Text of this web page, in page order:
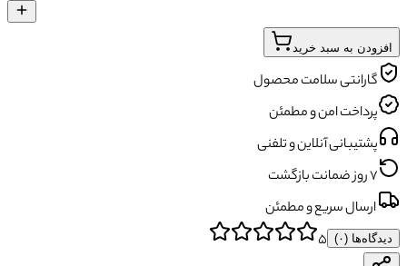
افزودن به سبد خرید
گارانتی سلامت محصول
پرداخت امن و مطمئن
پشتیبانی آنلاین و تلفنی
۷ روز ضمانت بازگشت
ارسال سریع و مطمئن
دیدگاه‌ها (۰) ۵